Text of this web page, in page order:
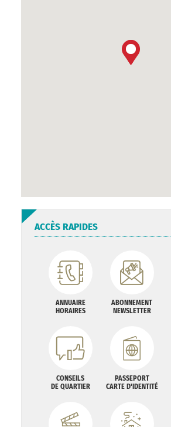
ACCÈS RAPIDES
ANNUAIRE
HORAIRES
ABONNEMENT
NEWSLETTER
CONSEILS
DE QUARTIER
PASSEPORT
CARTE D'IDENTITÉ